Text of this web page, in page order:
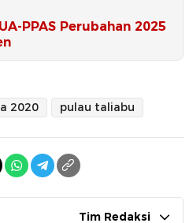
PPAS Perubahan 2025
2020 pulau taliabu
Tim Redaksi